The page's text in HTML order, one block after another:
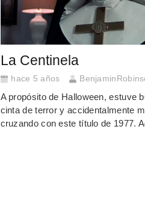
La Centinela
hace 5 años
A propósito de Halloween, estuve
cinta de terror y accidentalmente
cruzando con este título de 1977.